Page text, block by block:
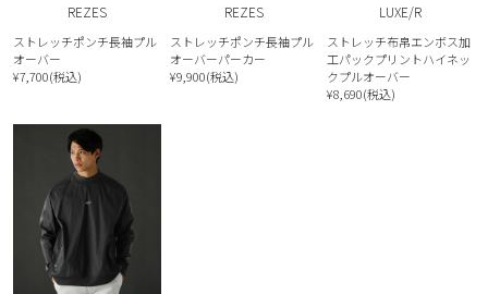
REZES
ストレッチポンチ長袖プル
オーバー
¥7,700(税込)
REZES
ストレッチポンチ長袖プル
オーバーパーカー
¥9,900(税込)
LUXE/R
ストレッチ布帛エンボス加
工パックプリントハイネッ
クプルオーバー
¥8,690(税込)